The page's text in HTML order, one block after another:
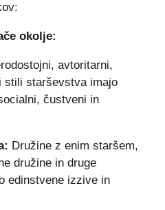
okolje:
avtoritarni,
stili starševstva imajo
čustveni in
Družine z enim staršem,
družine in druge
edinstvene izzive in